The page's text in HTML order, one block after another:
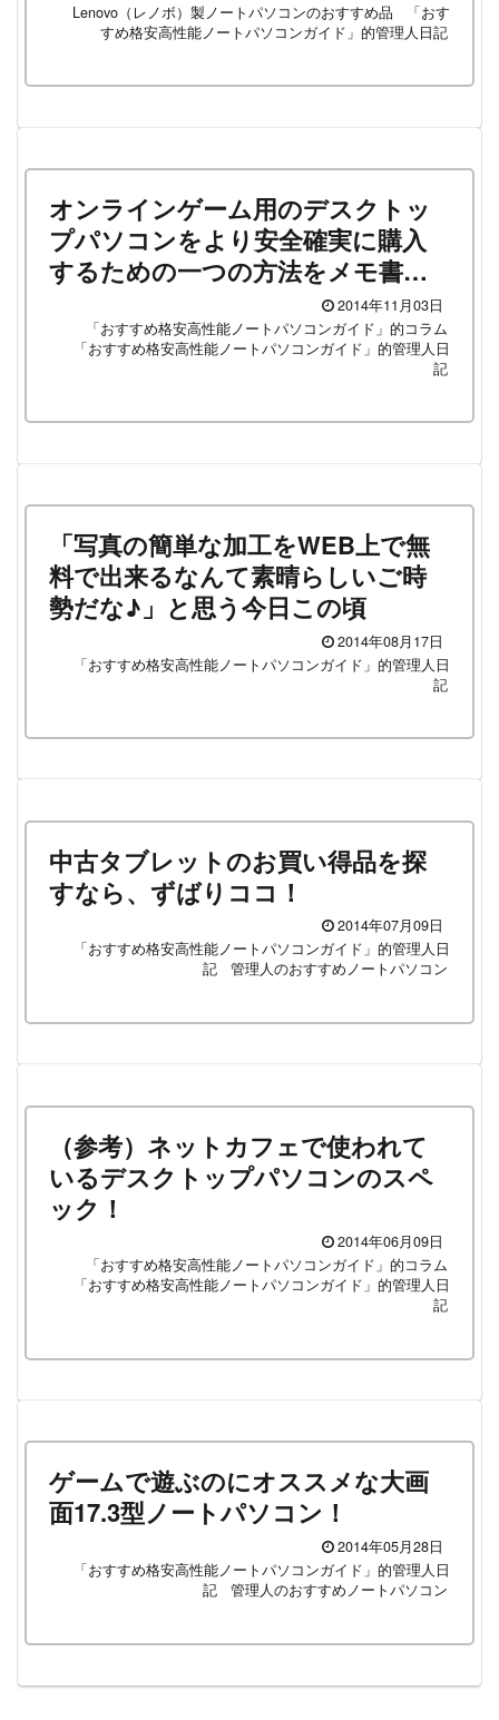
Lenovo（レノボ）製ノートパソコンのおすすめ品
「おす
すめ格安高性能ノートパソコンガイド」的管理人日記
オンラインゲーム用のデスクトッ
プパソコンをより安全確実に購入
するための一つの方法をメモ書き
として残しておきます。（やりた
いオンラインゲームが決まってい
る人向け）
2014年11月03日
「おすすめ格安高性能ノートパソコンガイド」的コラム
「おすすめ格安高性能ノートパソコンガイド」的管理人日
記
「写真の簡単な加工をWEB上で無
料で出来るなんて素晴らしいご時
勢だな♪」と思う今日この頃
2014年08月17日
「おすすめ格安高性能ノートパソコンガイド」的管理人日
記
中古タブレットのお買い得品を探
すなら、ずばりココ！
2014年07月09日
「おすすめ格安高性能ノートパソコンガイド」的管理人日
記
管理人のおすすめノートパソコン
（参考）ネットカフェで使われて
いるデスクトップパソコンのスペ
ック！
2014年06月09日
「おすすめ格安高性能ノートパソコンガイド」的コラム
「おすすめ格安高性能ノートパソコンガイド」的管理人日
記
ゲームで遊ぶのにオススメな大画
面17.3型ノートパソコン！
2014年05月28日
「おすすめ格安高性能ノートパソコンガイド」的管理人日
記
管理人のおすすめノートパソコン